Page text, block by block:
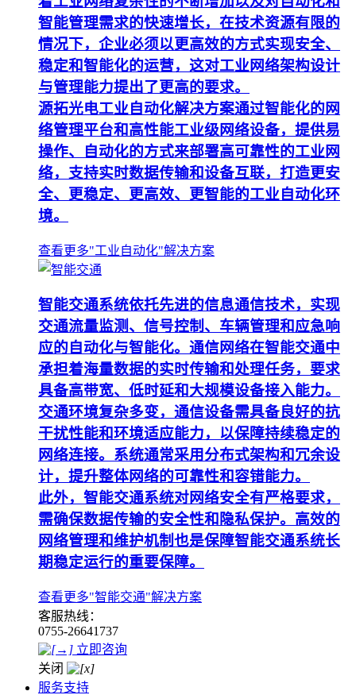
智能管理需求的快速增长，在技术资源有限的
情况下，企业必须以更高效的方式实现安全、
稳定和智能化的运营，这对工业网络架构设计
与管理能力提出了更高的要求。
源拓光电工业自动化解决方案通过智能化的网
络管理平台和高性能工业级网络设备，提供易
操作、自动化的方式来部署高可靠性的工业网
络，支持实时数据传输和设备互联，打造更安
全、更稳定、更高效、更智能的工业自动化环
境。
查看更多"工业自动化"解决方案
智能交通系统依托先进的信息通信技术，实现
交通流量监测、信号控制、车辆管理和应急响
应的自动化与智能化。通信网络在智能交通中
承担着海量数据的实时传输和处理任务，要求
具备高带宽、低时延和大规模设备接入能力。
交通环境复杂多变，通信设备需具备良好的抗
干扰性能和环境适应能力，以保障持续稳定的
网络连接。系统通常采用分布式架构和冗余设
计，提升整体网络的可靠性和容错能力。
此外，智能交通系统对网络安全有严格要求，
需确保数据传输的安全性和隐私保护。高效的
网络管理和维护机制也是保障智能交通系统长
期稳定运行的重要保障。
查看更多"智能交通"解决方案
客服热线：
0755-26641737
立即咨询
关闭
服务支持